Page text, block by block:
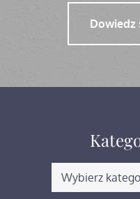
Dowiedz
Kategorię
wpisów